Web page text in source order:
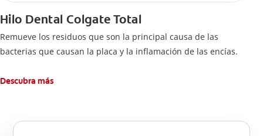
Hilo Dental Colgate Total
Remueve los residuos que son la principal causa de las
bacterias que causan la placa y la inflamación de las encías.
Descubra más